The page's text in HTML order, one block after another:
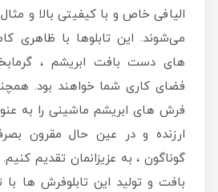
الیافی خاص و با کیفیتی بالا و
می‌شوند. این تابلوها با ظاهری
های دست بافت ابریشم ،
فضای کاری شما خواهند بود.
فرش های ابریشم ماشینی را به
ارزنده و در عین حال مقرون
گوناگون ، به عزیزانمان تقدیم
بافت و تولید این تابلوفرش ها